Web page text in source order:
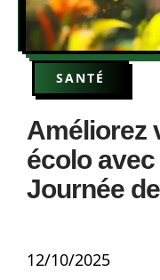
SANTÉ
Améliorez
écolo
Journée
12/10/2025